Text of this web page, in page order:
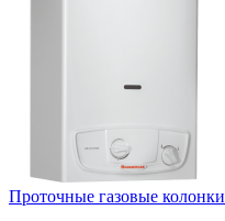
Проточные газовые колонки